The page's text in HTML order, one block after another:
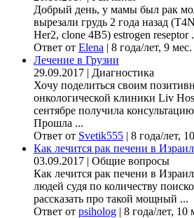
Добрый день, у мамы был рак
вырезали грудь 2 года назад
Her2, clone 4B5) estrogen reseptor
Ответ от Elena | 8 года/лет, 9 мес.
Лечение в Грузии
29.09.2017 | Диагностика
Хочу поделиться своим
онкологической клиники Liv
сентябре получила
Прошла ...
Ответ от Svetik555 | 8 года/лет,
Как лечится рак печени в
03.09.2017 | Общие вопросы
Как лечится рак печени в
людей судя по количеству
рассказать про такой мощный ...
Ответ от psiholog | 8 года/лет, 10